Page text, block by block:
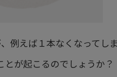
例えば１本なくなってし
とが起こるのでしょうか？